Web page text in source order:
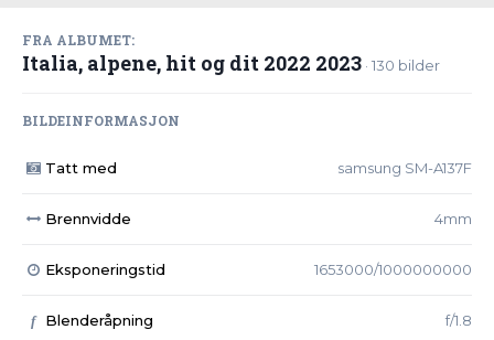
FRA ALBUMET:
Italia, alpene, hit og dit 2022 2023 · 130 bilder
BILDEINFORMASJON
Tatt med samsung SM-A137F
Brennvidde 4mm
Eksponeringstid 1653000/1000000000
f Blenderåpning f/1.8